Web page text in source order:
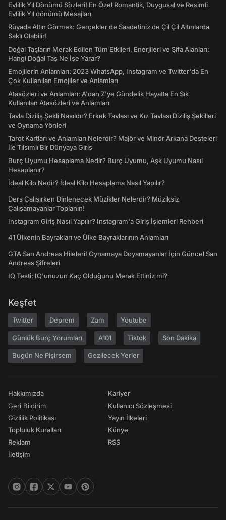
Evlilik Yıl Dönümü Sözleri! En Özel Romantik, Duygusal ve Resimli
Evlilik Yıl dönümü Mesajları
Rüyada Altın Görmek: Gerçekler de Saadetiniz de Çil Çil Altınlarda
Saklı Olabilir!
Doğal Taşların Merak Edilen Tüm Etkileri, Enerjileri ve Şifa Alanları:
Hangi Doğal Taş Ne İşe Yarar?
Emojilerin Anlamları: 2023 WhatsApp, Instagram ve Twitter'da En
Çok Kullanılan Emojiler ve Anlamları
Atasözleri ve Anlamları: A'dan Z'ye Gündelik Hayatta En Sık
Kullanılan Atasözleri ve Anlamları
Tavla Diziliş Şekli Nasıldır? Erkek Tavlası ve Kız Tavlası Diziliş Şekilleri
ve Oynama Yönleri
Tarot Kartları ve Anlamları Nelerdir? Majör ve Minör Arkana Desteleri
İle Tılsımlı Bir Dünyaya Giriş
Burç Uyumu Hesaplama Nedir? Burç Uyumu, Aşk Uyumu Nasıl
Hesaplanır?
İdeal Kilo Nedir? İdeal Kilo Hesaplama Nasıl Yapılır?
Ders Çalışırken Dinlenecek Müzikler Nelerdir? Müziksiz
Çalışamayanlar Toplanın!
Instagram Giriş Nasıl Yapılır? Instagram'a Giriş İşlemleri Rehberi
41 Ülkenin Bayrakları ve Ülke Bayraklarının Anlamları
GTA San Andreas Hileleri! Oynamaya Doyamayanlar İçin Güncel San
Andreas Şifreleri
IQ Testi: IQ'unuzun Kaç Olduğunu Merak Ettiniz mi?
Keşfet
Twitter Deprem Zam Youtube
Günlük Burç Yorumları A101 Tiktok Son Dakika
Bugün Ne Pişirsem Gezilecek Yerler
Hakkımızda
Geri Bildirim
Gizlilik Politikası
Topluluk Kuralları
Reklam
İletişim
Kariyer
Kullanıcı Sözleşmesi
Yayın İlkeleri
Künye
RSS